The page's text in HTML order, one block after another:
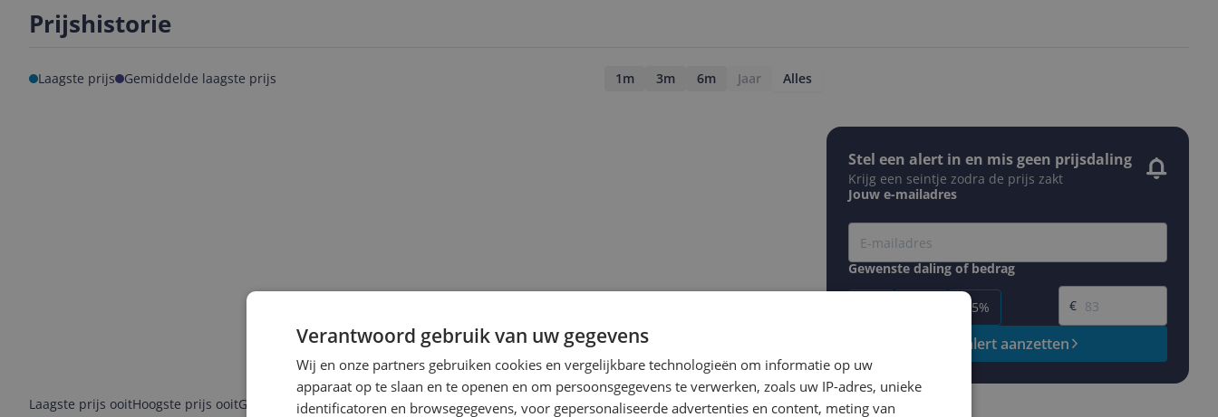
Prijshistorie
Laagste prijs Gemiddelde laagste prijs 1m 3m 6m Jaar Alles
Laagste prijs ooitHoogste prijs ooitGoedkoopste nuLaatste prijsupdate
Stel een alert in en mis geen prijsdaling
Krijg een seintje zodra de prijs zakt
Jouw e-mailadres
Gewenste daling of bedrag
-15%
Gewenste prijs
€
Prijsalert aanzetten
Verantwoord gebruik van uw gegevens
Wij en onze partners gebruiken cookies en vergelijkbare technologieën om informatie op uw
apparaat op te slaan en te openen en om persoonsgegevens te verwerken, zoals uw IP-adres, unieke
identificatoren en browsegegevens, voor gepersonaliseerde advertenties en content, meting van